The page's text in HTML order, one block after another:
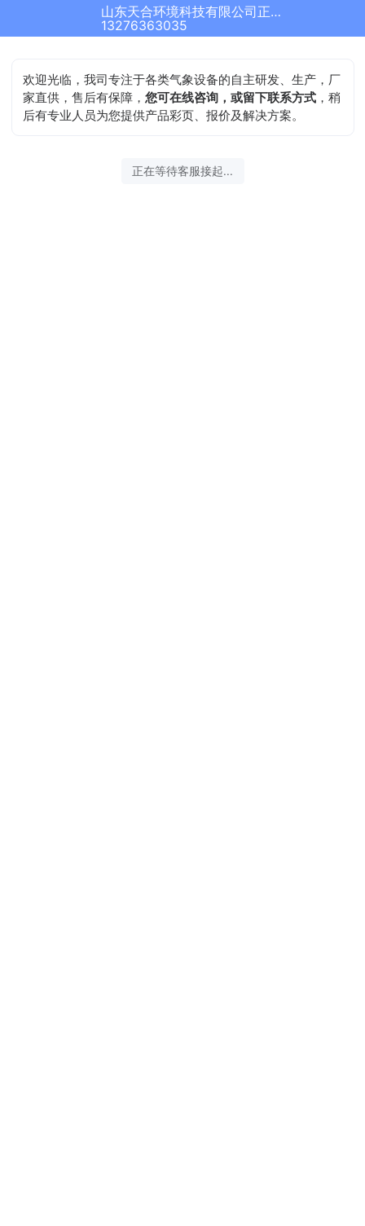
山东天合环境科技有限公司正在为您服务
13276363035
欢迎光临，我司专注于各类气象设备的自主研发、生产，厂
家直供，售后有保障，您可在线咨询，或留下联系方式 ，稍
后有专业人员为您提供产品彩页、报价及解决方案。
正在等待客服接起...